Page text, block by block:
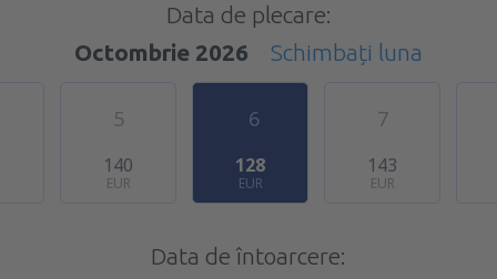
Data de plecare:
Octombrie 2026
Schimbați luna
5
140
EUR
6
128
EUR
7
143
EUR
Data de întoarcere: